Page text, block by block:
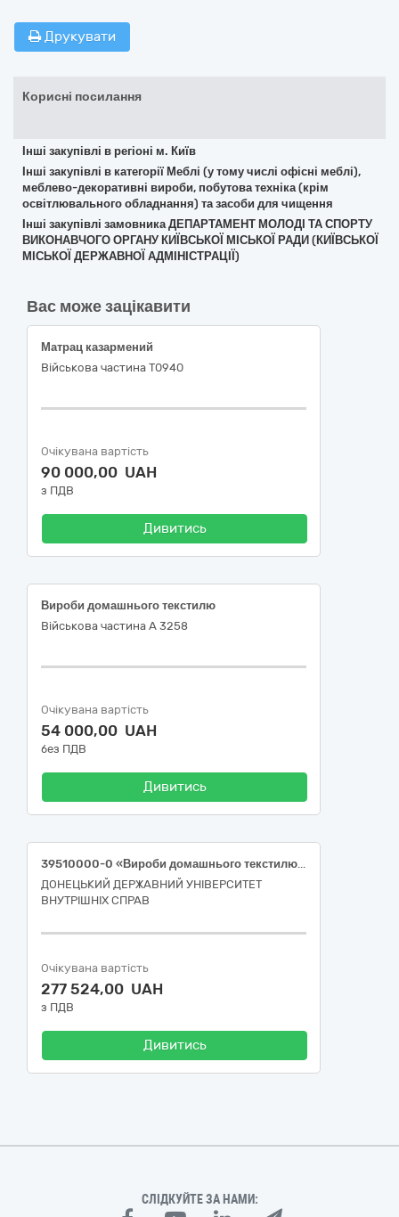
Друкувати
Корисні посилання
Інші закупівлі в регіоні м. Київ
Інші закупівлі в категорії Меблі (у тому числі офісні меблі),
меблево-декоративні вироби, побутова техніка (крім
освітлювального обладнання) та засоби для чищення
Інші закупівлі замовника ДЕПАРТАМЕНТ МОЛОДІ ТА СПОРТУ
ВИКОНАВЧОГО ОРГАНУ КИЇВСЬКОЇ МІСЬКОЇ РАДИ (КИЇВСЬКОЇ
МІСЬКОЇ ДЕРЖАВНОЇ АДМІНІСТРАЦІЇ)
Вас може зацікавити
Матрац казармений
Військова частина Т0940
Очікувана вартість
90 000,00 UAH
з ПДВ
Дивитись
Вироби домашнього текстилю
Військова частина А 3258
Очікувана вартість
54 000,00 UAH
без ПДВ
Дивитись
39510000-0 «Вироби домашнього текстилю»(Вироби домашнього текстилю для потреб Криворізького ліцею БС НПВ ДонДУВС (рушники, постільна білизна, подушки, ковдри, покривала, наматрацники))
ДОНЕЦЬКИЙ ДЕРЖАВНИЙ УНІВЕРСИТЕТ
ВНУТРІШНІХ СПРАВ
Очікувана вартість
277 524,00 UAH
з ПДВ
Дивитись
СЛІДКУЙТЕ ЗА НАМИ: